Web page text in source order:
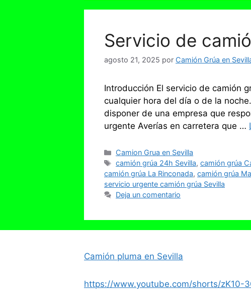
Servicio de
agosto 21, 2025 por Camión Grúa en
Introducción El servicio de camión
cualquier hora del día o de la
disponer de una empresa que
urgente Averías en carretera que …
Categorías
Camion Grua en Sevilla
Etiquetas
camión grúa 24h Sevilla,camión grúa
camión grúa La Rinconada, camión grúa
servicio urgente camión grúa Sevilla
Deja un comentario
Camión pluma en Sevilla
https://www.youtube.com/shorts/zK10-